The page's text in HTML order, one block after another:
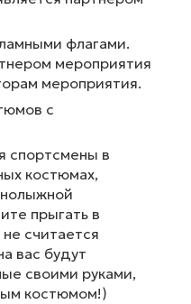
флагами.
мероприятия
мероприятия.
с
спортсмены в
костюмах,
прыгать в
считается
вас будут
своими руками,
костюмом!)